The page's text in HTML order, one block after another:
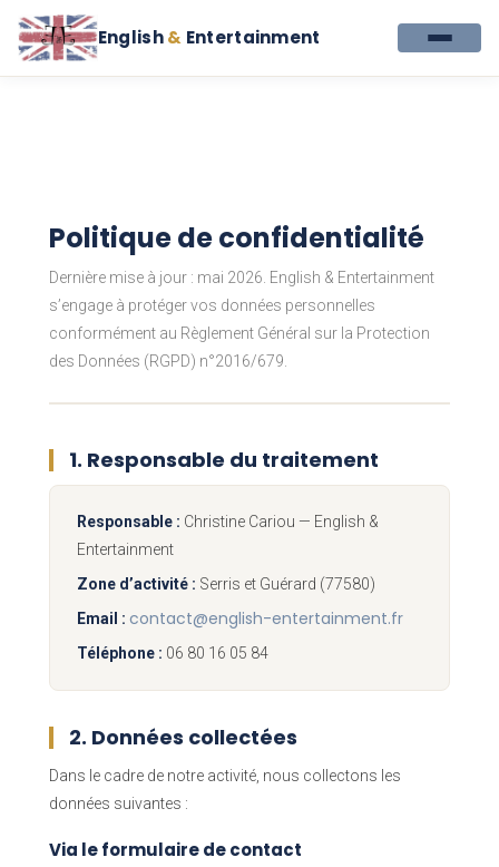
English& Entertainment
Politique de confidentialité
Dernière mise à jour : mai 2026. English & Entertainment
s’engage à protéger vos données personnelles
conformément au Règlement Général sur la Protection
des Données (RGPD) n°2016/679.
1. Responsable du traitement
Responsable : Christine Cariou — English &
Entertainment
Zone d’activité : Serris et Guérard (77580)
Email : contact@english-entertainment.fr
Téléphone : 06 80 16 05 84
2. Données collectées
Dans le cadre de notre activité, nous collectons les
données suivantes :
Via le formulaire de contact